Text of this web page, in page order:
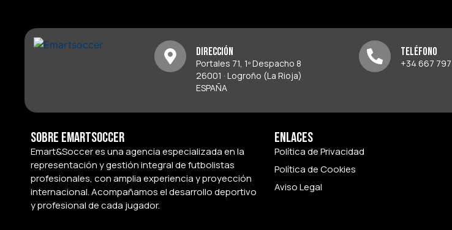
Dirección
Portales 71, 1º Despacho 8
26001 · Logroño (La Rioja)
ESPAÑA
Teléfono
+34 667
Sobre Emartsoccer
Emart&Soccer es una agencia especializada en la
representación y gestión integral de futbolistas
profesionales, con amplia experiencia y proyección
internacional. Acompañamos el desarrollo deportivo
y profesional de cada jugador.
Enlaces
Política de Privacidad
Política de Cookies
Aviso Legal